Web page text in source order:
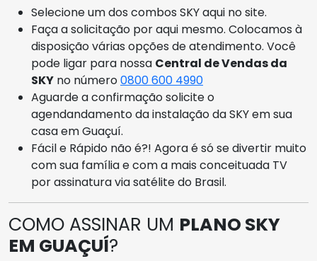
Selecione um dos combos SKY aqui no site.
Faça a solicitação por aqui mesmo. Colocamos à
disposição várias opções de atendimento. Você
pode ligar para nossa Central de Vendas da
SKY no número0800 600 4990
Aguarde a confirmação solicite o
agendandamento da instalação da SKY em sua
casa em Guaçuí.
Fácil e Rápido não é?! Agora é só se divertir muito
com sua família e com a mais conceituada TV
por assinatura via satélite do Brasil.
COMO ASSINAR UM PLANO SKY
EM GUAÇUÍ?